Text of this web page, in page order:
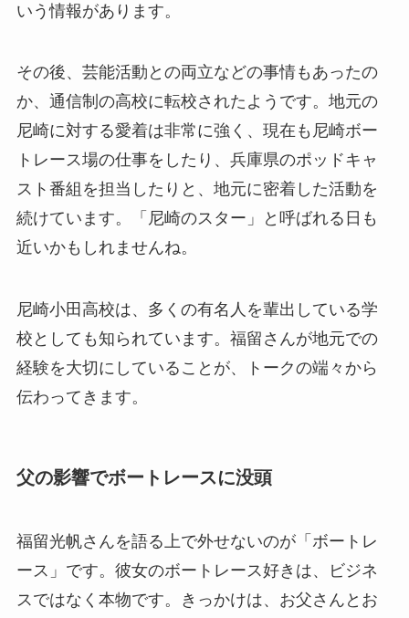
いう情報があります。
その後、芸能活動との両立などの事情もあったの
か、通信制の高校に転校されたようです。地元の
尼崎に対する愛着は非常に強く、現在も尼崎ボー
トレース場の仕事をしたり、兵庫県のポッドキャ
スト番組を担当したりと、地元に密着した活動を
続けています。「尼崎のスター」と呼ばれる日も
近いかもしれませんね。
尼崎小田高校は、多くの有名人を輩出している学
校としても知られています。福留さんが地元での
経験を大切にしていることが、トークの端々から
伝わってきます。
父の影響でボートレースに没頭
福留光帆さんを語る上で外せないのが「ボートレ
ース」です。彼女のボートレース好きは、ビジネ
スではなく本物です。きっかけは、お父さんとお